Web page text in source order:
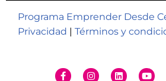
Programa Emprender Desde
Privacidad | Términos y